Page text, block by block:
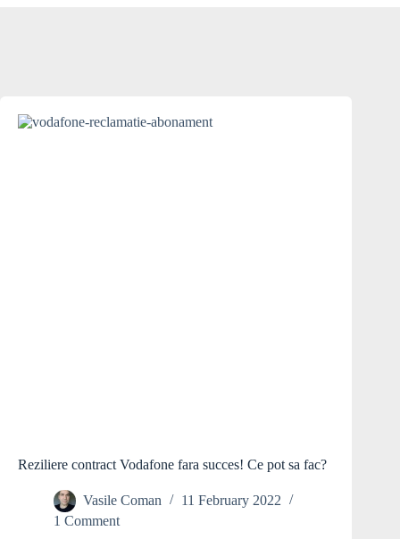
Reziliere contract Vodafone fara succes! Ce pot sa fac?
Vasile Coman
11 February 2022
1 Comment